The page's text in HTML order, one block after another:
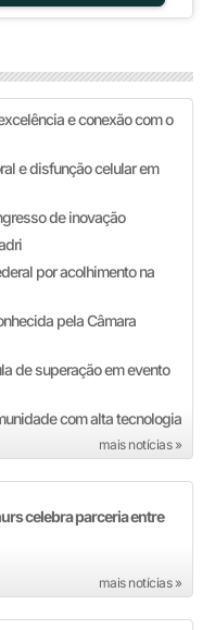
e conexão com o
e disfunção celular em
de inovação
por acolhimento na
pela Câmara
de superação em evento
com alta tecnologia
mais notícias »
celebra parceria entre
mais notícias »